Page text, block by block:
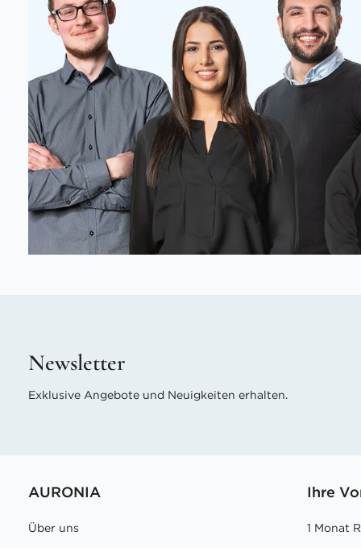
Newsletter
Exklusive Angebote und Neuigkeiten erhalten.
AURONIA
Über uns
Ihre
1 Monat